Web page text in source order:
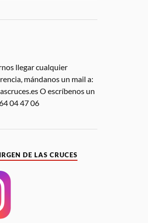
llegar cualquier
mándanos un mail a:
O escríbenos un
04 47 06
DE LAS CRUCES